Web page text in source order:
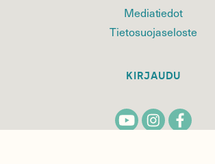
Mediatiedot
Tietosuojaseloste
KIRJAUDU